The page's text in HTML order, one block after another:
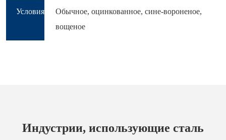
Условия
Обычное, оцинкованное, сине-вороненое,
вощеное
Индустрии, использующие сталь